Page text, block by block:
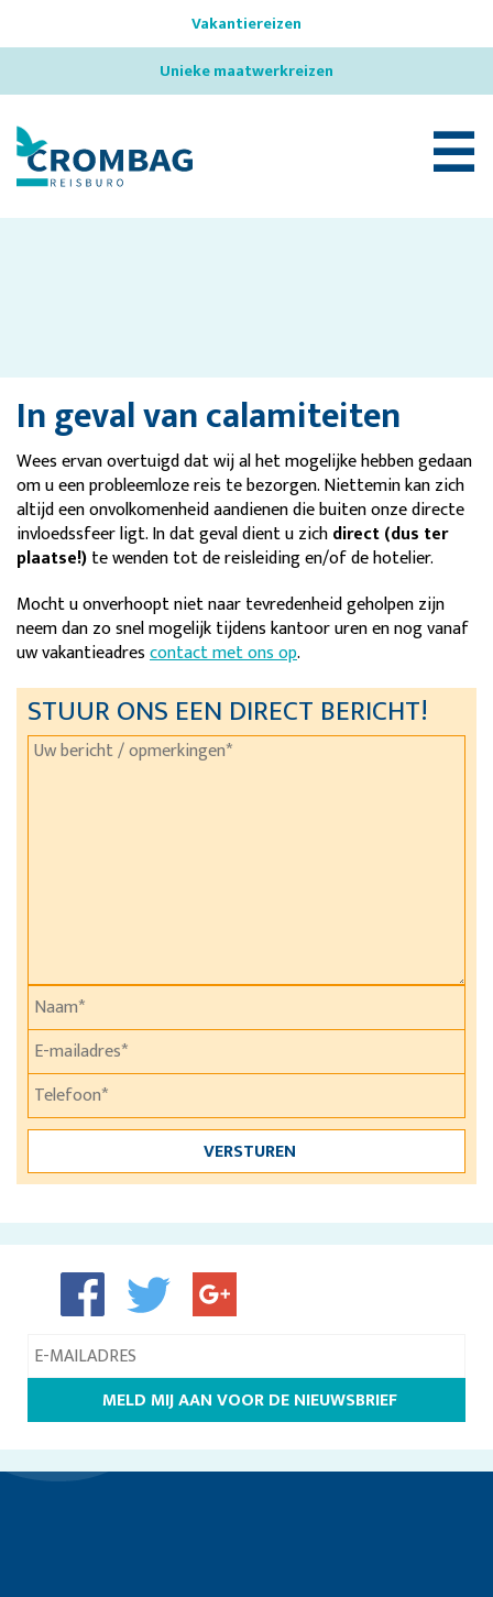
Vakantiereizen
Unieke maatwerkreizen
☰
In geval van calamiteiten
Wees ervan overtuigd dat wij al het mogelijke hebben gedaan
om u een probleemloze reis te bezorgen. Niettemin kan zich
altijd een onvolkomenheid aandienen die buiten onze directe
invloedssfeer ligt. In dat geval dient u zichdirect (dus ter
plaatse!)te wenden tot de reisleiding en/of de hotelier.
Mocht u onverhoopt niet naar tevredenheid geholpen zijn
neem dan zo snel mogelijk tijdens kantoor uren en nog vanaf
uw vakantieadrescontact met ons op.
STUUR ONS EEN DIRECT BERICHT!